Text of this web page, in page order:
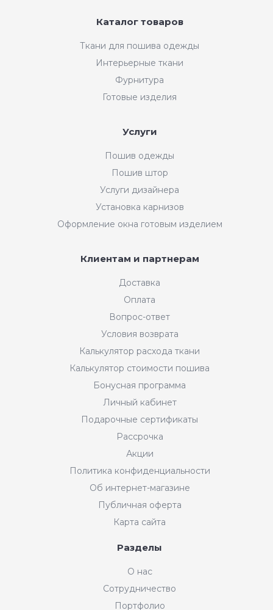
Каталог товаров
Ткани для пошива одежды
Интерьерные ткани
Фурнитура
Готовые изделия
Услуги
Пошив одежды
Пошив штор
Услуги дизайнера
Установка карнизов
Оформление окна готовым изделием
Клиентам и партнерам
Доставка
Оплата
Вопрос-ответ
Условия возврата
Калькулятор расхода ткани
Калькулятор стоимости пошива
Бонусная программа
Личный кабинет
Подарочные сертификаты
Рассрочка
Акции
Политика конфиденциальности
Об интернет-магазине
Публичная оферта
Карта сайта
Разделы
О нас
Сотрудничество
Портфолио